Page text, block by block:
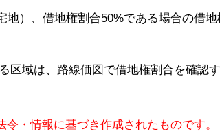
地）、借地権割合50%である場合の借
区域は、路線価図で借地権割合を確認
・情報に基づき作成されたものです。